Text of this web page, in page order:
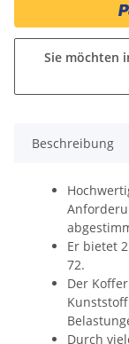
Sie möchten
Beschreibung
Er bietet
72.
Der
Durch